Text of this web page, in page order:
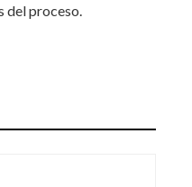
del proceso.